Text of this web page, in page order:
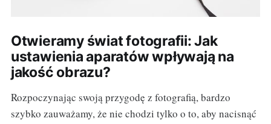
Otwieramy świat fotografii: Jak
ustawienia aparatów wpływają na
jakość obrazu?
Rozpoczynając swoją przygodę z fotografią, bardzo
szybko zauważamy, że nie chodzi tylko o to, aby nacisnąć